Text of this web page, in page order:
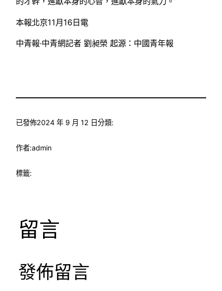
本報北京11月16日電
中青報·中青網記者 劉昶榮 起源：中國青年報
已發佈2024 年 9 月 12 日分類:
作者:admin
標籤:
留言
發佈留言